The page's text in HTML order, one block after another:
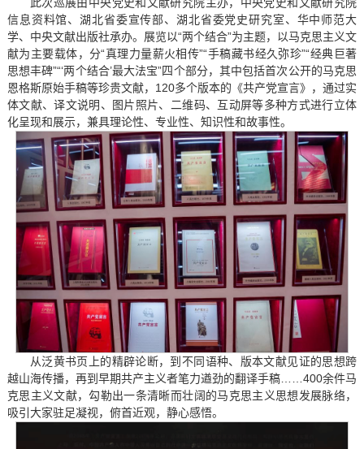
信息资料馆、湖北省委宣传部、湖北省委党史研究室、华中师范大
学、中央文献出版社承办。展览以“两个结合”为主题，以马克思主义文
献为主要载体，分“真理力量薪火相传”“手稿藏书经久弥珍”“经典巨著
思想丰碑”“‘两个结合’最大法宝”四个部分，其中包括首次公开的马克思
恩格斯原始手稿等珍贵文献，120多个版本的《共产党宣言》，通过实
体文献、译文说明、图片照片、二维码、互动屏等多种方式进行立体
化呈现和展示，兼具理论性、专业性、知识性和故事性。
从泛黄书页上的精辟论断，到不同语种、版本文献见证的思想跨
越山海传播，再到早期共产主义者笔力遒劲的翻译手稿……400余件马
克思主义文献，勾勒出一条清晰而壮阔的马克思主义思想发展脉络，
吸引大家驻足凝视，俯首近观，静心感悟。